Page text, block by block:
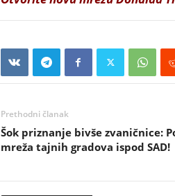
Prethodni članak
Šok priznanje bivše zvaničnice:
mreža tajnih gradova ispod SAD!